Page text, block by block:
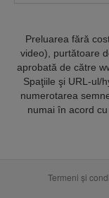
Preluarea fără
video), purtătoare
aprobată de către
Spaţiile şi URL-ul/
numerotarea
numai în acord
Termeni și